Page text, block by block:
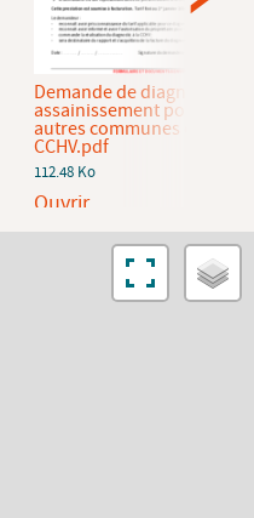
Demande de diagnostic
assainissement pour les
autres communes de la
CCHV.pdf
112.48 Ko
Ouvrir